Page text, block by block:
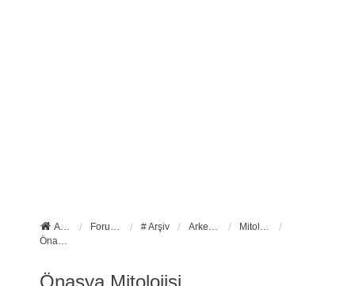
Anasayfa Forum ana sayfa # Arşiv Arkeoloji
Mitoloji ve İkonografi
Önasya Mitolojisi